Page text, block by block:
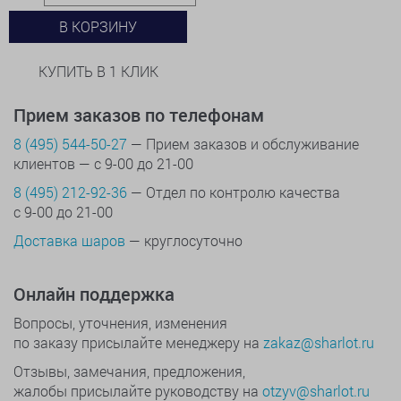
В КОРЗИНУ
КУПИТЬ В 1 КЛИК
Прием заказов по телефонам
8 (495) 544-50-27 — Прием заказов и обслуживание
клиентов — с 9-00 до 21-00
8 (495) 212-92-36 — Отдел по контролю качества
с 9-00 до 21-00
Доставка шаров — круглосуточно
Онлайн поддержка
Вопросы, уточнения, изменения
по заказу присылайте менеджеру на zakaz@sharlot.ru
Отзывы, замечания, предложения,
жалобы присылайте руководству на otzyv@sharlot.ru